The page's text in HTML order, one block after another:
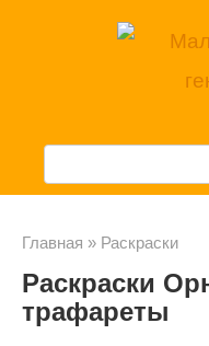
Главная » Раскраски
Раскраски
трафареты